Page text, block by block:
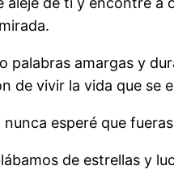
palabras amargas y
de vivir la vida que se
esperé que
de estrellas y